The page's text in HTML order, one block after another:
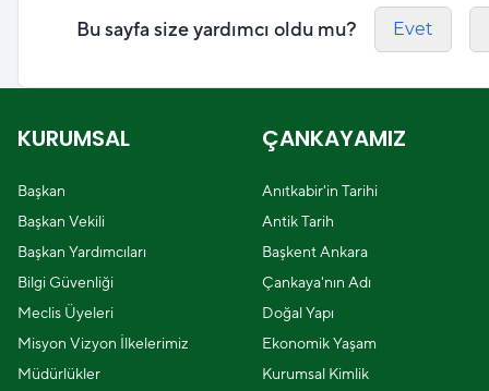
Bu sayfa size yardımcı oldu mu? Evet
KURUMSAL
Başkan
Başkan Vekili
Başkan Yardımcıları
Bilgi Güvenliği
Meclis Üyeleri
Misyon Vizyon İlkelerimiz
Müdürlükler
ÇANKAYAMIZ
Anıtkabir'in Tarihi
Antik Tarih
Başkent Ankara
Çankaya'nın Adı
Doğal Yapı
Ekonomik Yaşam
Kurumsal Kimlik